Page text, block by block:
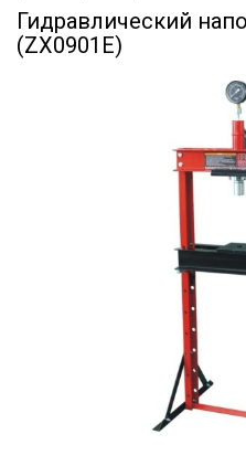
Гидравлический
(ZX0901Е)